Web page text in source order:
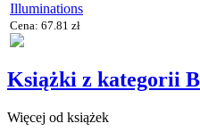
Illuminations
Cena: 67.81 zł
Książki z kategorii
Więcej od książek